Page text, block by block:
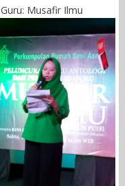
Musafir Ilmu